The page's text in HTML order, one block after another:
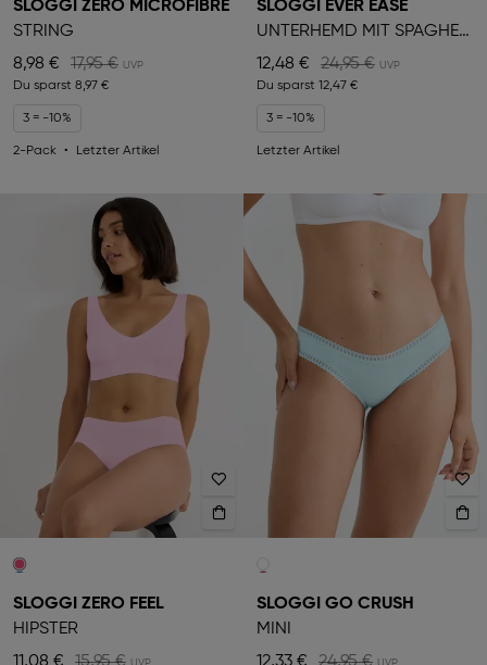
SLOGGI ZERO MICROFIBRE
STRING
8,98 €
17,95 €
Du sparst 8,97 €
3 = -10%
2-Pack Letzter Artikel
SLOGGI EVER EASE
UNTERHEMD MIT SPAGHETTITRÄGERN
12,48 €
24,95 €
Du sparst 12,47 €
3 = -10%
Letzter Artikel
SLOGGI ZERO FEEL
HIPSTER
11,08 €
15,95 €
SLOGGI GO CRUSH
MINI
12,33 €
24,95 €